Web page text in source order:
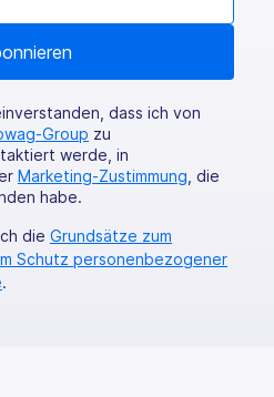
dass ich von
Group zu
werde, in
Marketing-Zustimmung , die
habe.
die Grundsätze zum
Schutz personenbezogener
.